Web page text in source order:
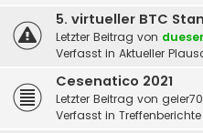
5. virtueller BTC
Letzter Beitrag von
Verfasst in Aktueller
Cesenatico 2021
Letzter Beitrag von geier70
Verfasst in